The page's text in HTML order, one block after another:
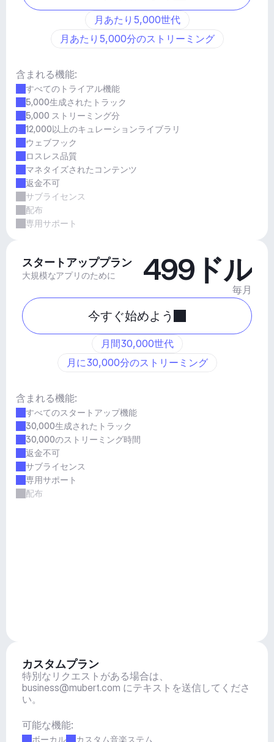
月あたり5,000世代
月あたり5,000分のストリーミング
含まれる機能:
すべてのトライアル機能
5,000生成されたトラック
5,000 ストリーミング分
12,000以上のキュレーションライブラリ
ウェブフック
ロスレス品質
マネタイズされたコンテンツ
返金不可
サブライセンス
配布
専用サポート
スタートアッププラン
大規模なアプリのために 499ドル
毎月
今すぐ始めよう
月間30,000世代
月に30,000分のストリーミング
含まれる機能:
すべてのスタートアップ機能
30,000生成されたトラック
30,000のストリーミング時間
返金不可
サブライセンス
専用サポート
配布
カスタムプラン
特別なリクエストがある場合は、
business@mubert.com にテキストを送信してくださ
い。
可能な機能:
ボーカル カスタム音楽ステム